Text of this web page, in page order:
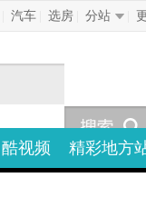
汽车 选房 分站
酷视频 精彩地方